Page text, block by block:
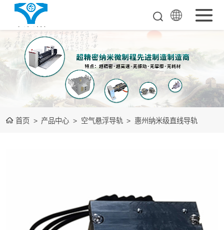
首页 > 产品中心 > 空气悬浮导轨 > 惠州纳米级直线导轨
超超精密工业母
单点金钢石车床
空气悬浮导轨
测量检测整机
空气电主轴与转